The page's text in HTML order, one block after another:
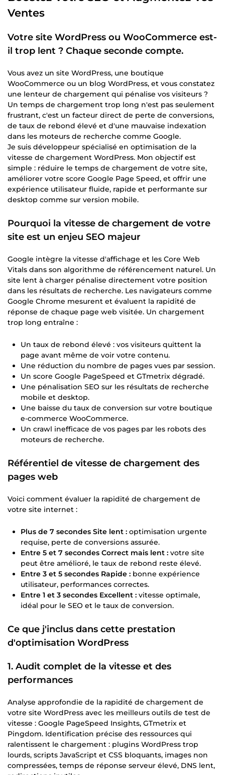
Ventes
Votre site WordPress ou WooCommerce est-
il trop lent ? Chaque seconde compte.
Vous avez un site WordPress, une boutique
WooCommerce ou un blog WordPress, et vous constatez
une lenteur de chargement qui pénalise vos visiteurs ?
Un temps de chargement trop long n'est pas seulement
frustrant, c'est un facteur direct de perte de conversions,
de taux de rebond élevé et d'une mauvaise indexation
dans les moteurs de recherche comme Google.
Je suis développeur spécialisé en optimisation de la
vitesse de chargement WordPress. Mon objectif est
simple : réduire le temps de chargement de votre site,
améliorer votre score Google Page Speed, et offrir une
expérience utilisateur fluide, rapide et performante sur
desktop comme sur version mobile.
Pourquoi la vitesse de chargement de votre
site est un enjeu SEO majeur
Google intègre la vitesse d'affichage et les Core Web
Vitals dans son algorithme de référencement naturel. Un
site lent à charger pénalise directement votre position
dans les résultats de recherche. Les navigateurs comme
Google Chrome mesurent et évaluent la rapidité de
réponse de chaque page web visitée. Un chargement
trop long entraîne :
Un taux de rebond élevé : vos visiteurs quittent la
page avant même de voir votre contenu.
Une réduction du nombre de pages vues par session.
Un score Google PageSpeed et GTmetrix dégradé.
Une pénalisation SEO sur les résultats de recherche
mobile et desktop.
Une baisse du taux de conversion sur votre boutique
e-commerce WooCommerce.
Un crawl inefficace de vos pages par les robots des
moteurs de recherche.
Référentiel de vitesse de chargement des
pages web
Voici comment évaluer la rapidité de chargement de
votre site internet :
Plus de 7 secondes Site lent : optimisation urgente
requise, perte de conversions assurée.
Entre 5 et 7 secondes Correct mais lent : votre site
peut être amélioré, le taux de rebond reste élevé.
Entre 3 et 5 secondes Rapide : bonne expérience
utilisateur, performances correctes.
Entre 1 et 3 secondes Excellent : vitesse optimale,
idéal pour le SEO et le taux de conversion.
Ce que j'inclus dans cette prestation
d'optimisation WordPress
1. Audit complet de la vitesse et des
performances
Analyse approfondie de la rapidité de chargement de
votre site WordPress avec les meilleurs outils de test de
vitesse : Google PageSpeed Insights, GTmetrix et
Pingdom. Identification précise des ressources qui
ralentissent le chargement : plugins WordPress trop
lourds, scripts JavaScript et CSS bloquants, images non
compressées, temps de réponse serveur élevé, DNS lent,